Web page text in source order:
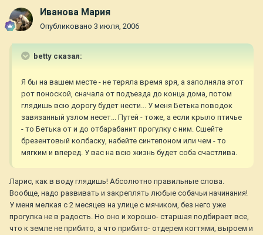
Иванова Мария
Опубликовано 3 июля, 2006
betty сказал:
Я бы на вашем месте - не теряла время зря, а заполняла этот
рот поноской, сначала от подъезда до конца дома, потом
глядишь всю дорогу будет нести... У меня Бетька поводок
завязанный узлом несет... Путей - тоже, а если крыло птичье
- то Бетька от и до отбарабанит прогулку с ним. Сшейте
брезентовый колбаску, набейте синтепоном или чем - то
мягким и вперед. У вас на всю жизнь будет соба счастлива.
Ларис, как в воду глядишь! Абсолютно правильные слова.
Вообще, надо развивать и закреплять любые собачьи начинания!
У меня мелкая с 2 месяцев на улице с мячиком, без него уже
прогулка не в радость. Но оно и хорошо- старшая подбирает все,
что к земле не прибито, а что прибито- отдерем когтями, выроем и